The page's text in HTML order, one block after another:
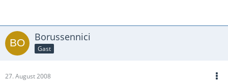
Borussennici
Gast
27. August 2008